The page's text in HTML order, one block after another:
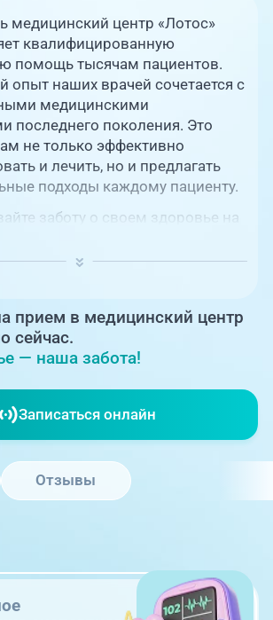
220-00-03
220-00-03
справочная служба,
на прием
220-03-03
помощи
927-003
медицинский центр «Лотос»
квалифицированную
помощь тысячам пациентов.
опыт наших врачей сочетается с
медицинскими
последнего поколения. Это
не только эффективно
и лечить, но и предлагать
подходы каждому пациенту.
заботу о своем здоровье на
в поддержании вашего
прием в медицинский центр
сейчас.
— наша забота!
Записаться онлайн
Отзывы